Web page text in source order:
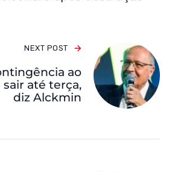
NEXT POST
ao
até terça,
diz Alckmin